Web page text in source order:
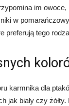
im
w
preferują tego
karmnika dla
jak biały czy